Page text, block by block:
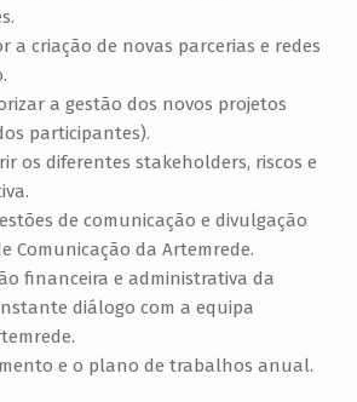
a criação de novas parcerias e redes
a gestão dos novos projetos
participantes).
os diferentes stakeholders, riscos e
de comunicação e divulgação
Comunicação da Artemrede.
financeira e administrativa da
diálogo com a equipa
e o plano de trabalhos anual.